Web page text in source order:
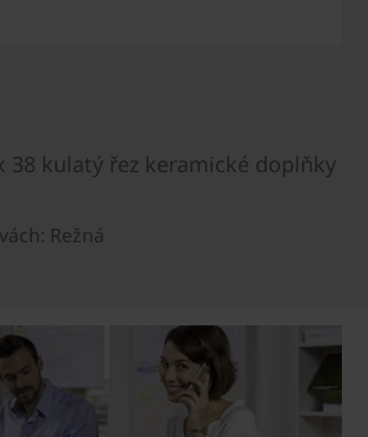
38 kulatý řez keramické doplňky
Režná